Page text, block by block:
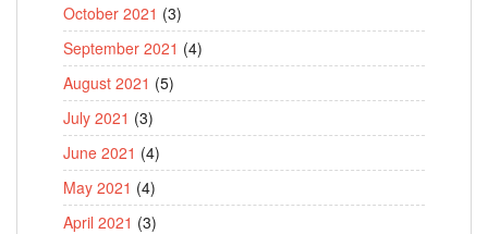
October 2021 (3)
September 2021 (4)
August 2021 (5)
July 2021 (3)
June 2021 (4)
May 2021 (4)
April 2021 (3)